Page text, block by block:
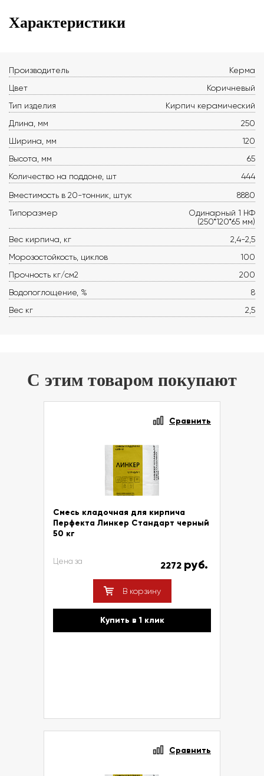
Характеристики
Производитель
Керма
Цвет
Коричневый
Тип изделия
Кирпич керамический
Длина, мм
250
Ширина, мм
120
Высота, мм
65
Количество на поддоне, шт
444
Вместимость в 20-тонник, штук
8880
Типоразмер
Одинарный 1 НФ
(250*120*65 мм)
Вес кирпича, кг
2,4-2,5
Морозостойкость, циклов
100
Прочность кг/см2
200
Водопоглощение, %
8
Вес кг
2,5
С этим товаром покупают
Сравнить
Смесь кладочная для кирпича
Перфекта Линкер Стандарт черный
50 кг
Цена за 2272 руб.
В корзину
Купить в 1 клик
Сравнить